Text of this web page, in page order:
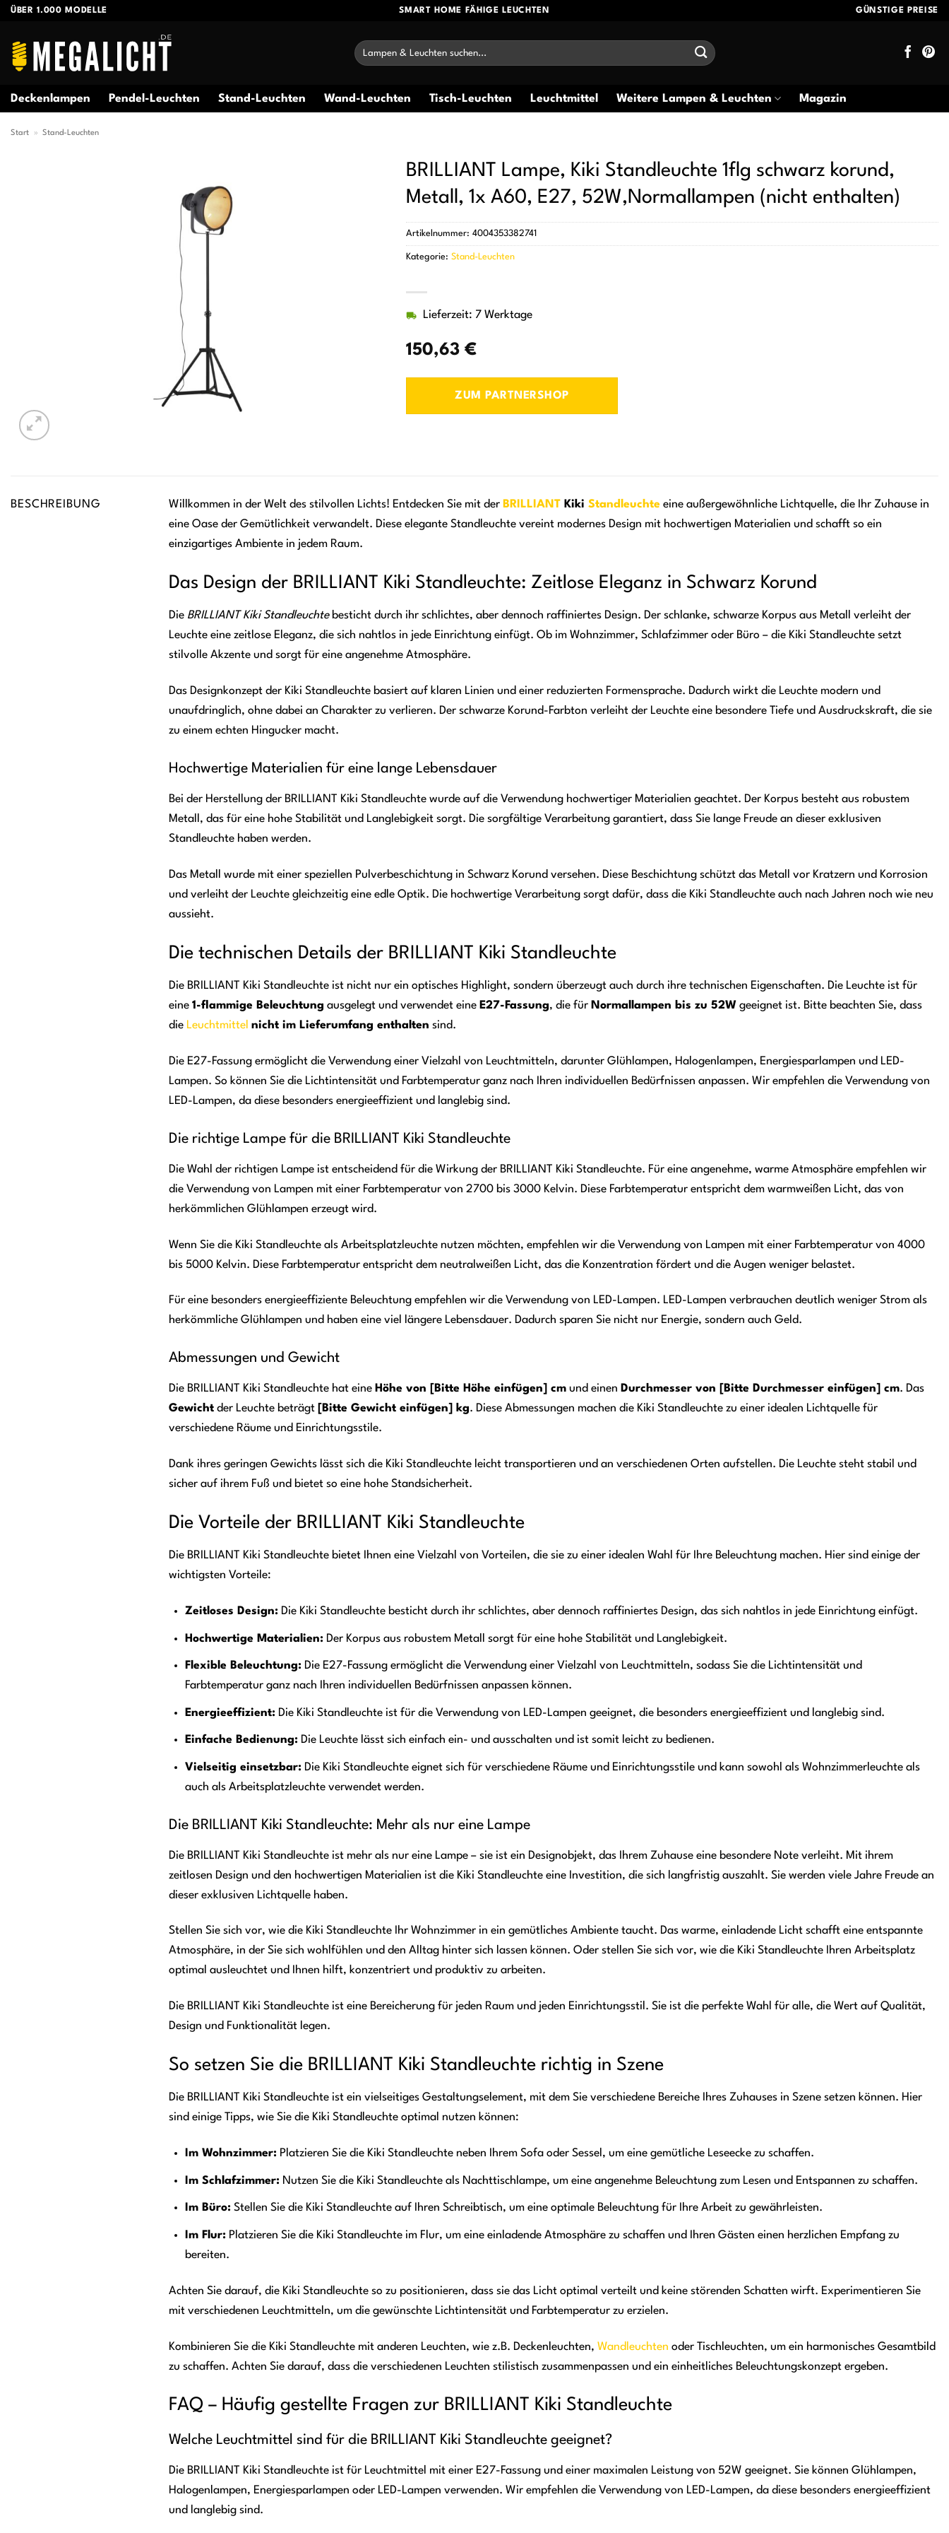
Zum
springen
ÜBER 1.000 MODELLE SMART HOME FÄHIGE LEUCHTEN GÜNSTIGE PREISE
Suchen
nach:
Deckenlampen Pendel-Leuchten Stand-Leuchten Wand-Leuchten Tisch-Leuchten Leuchtmittel Weitere Lampen & Leuchten Magazin
Start » Stand-Leuchten
BRILLIANT Lampe, Kiki Standleuchte 1flg schwarz korund,
Metall, 1x A60, E27, 52W,Normallampen (nicht enthalten)
150,63 €
Lieferzeit: 7 Werktage
ZUM PARTNERSHOP
Artikelnummer: 4004353382741
Kategorie: Stand-Leuchten
BESCHREIBUNG Willkommen in der Welt des stilvollen Lichts! Entdecken Sie mit der BRILLIANT Kiki Standleuchte eine außergewöhnliche Lichtquelle, die Ihr Zuhause in
eine Oase der Gemütlichkeit verwandelt. Diese elegante Standleuchte vereint modernes Design mit hochwertigen Materialien und schafft so ein
einzigartiges Ambiente in jedem Raum.
Das Design der BRILLIANT Kiki Standleuchte: Zeitlose Eleganz in Schwarz Korund
Die BRILLIANT Kiki Standleuchtebesticht durch ihr schlichtes, aber dennoch raffiniertes Design. Der schlanke, schwarze Korpus aus Metall verleiht der
Leuchte eine zeitlose Eleganz, die sich nahtlos in jede Einrichtung einfügt. Ob im Wohnzimmer, Schlafzimmer oder Büro – die Kiki Standleuchte setzt
stilvolle Akzente und sorgt für eine angenehme Atmosphäre.
Das Designkonzept der Kiki Standleuchte basiert auf klaren Linien und einer reduzierten Formensprache. Dadurch wirkt die Leuchte modern und
unaufdringlich, ohne dabei an Charakter zu verlieren. Der schwarze Korund-Farbton verleiht der Leuchte eine besondere Tiefe und Ausdruckskraft, die sie
zu einem echten Hingucker macht.
Hochwertige Materialien für eine lange Lebensdauer
Bei der Herstellung der BRILLIANT Kiki Standleuchte wurde auf die Verwendung hochwertiger Materialien geachtet. Der Korpus besteht aus robustem
Metall, das für eine hohe Stabilität und Langlebigkeit sorgt. Die sorgfältige Verarbeitung garantiert, dass Sie lange Freude an dieser exklusiven
Standleuchte haben werden.
Das Metall wurde mit einer speziellen Pulverbeschichtung in Schwarz Korund versehen. Diese Beschichtung schützt das Metall vor Kratzern und Korrosion
und verleiht der Leuchte gleichzeitig eine edle Optik. Die hochwertige Verarbeitung sorgt dafür, dass die Kiki Standleuchte auch nach Jahren noch wie neu
aussieht.
Die technischen Details der BRILLIANT Kiki Standleuchte
Die BRILLIANT Kiki Standleuchte ist nicht nur ein optisches Highlight, sondern überzeugt auch durch ihre technischen Eigenschaften. Die Leuchte ist für
eine 1-flammige Beleuchtung ausgelegt und verwendet eine E27-Fassung, die für Normallampen bis zu 52W geeignet ist. Bitte beachten Sie, dass
die Leuchtmittel nicht im Lieferumfang enthalten sind.
Die E27-Fassung ermöglicht die Verwendung einer Vielzahl von Leuchtmitteln, darunter Glühlampen, Halogenlampen, Energiesparlampen und LED-
Lampen. So können Sie die Lichtintensität und Farbtemperatur ganz nach Ihren individuellen Bedürfnissen anpassen. Wir empfehlen die Verwendung von
LED-Lampen, da diese besonders energieeffizient und langlebig sind.
Die richtige Lampe für die BRILLIANT Kiki Standleuchte
Die Wahl der richtigen Lampe ist entscheidend für die Wirkung der BRILLIANT Kiki Standleuchte. Für eine angenehme, warme Atmosphäre empfehlen wir
die Verwendung von Lampen mit einer Farbtemperatur von 2700 bis 3000 Kelvin. Diese Farbtemperatur entspricht dem warmweißen Licht, das von
herkömmlichen Glühlampen erzeugt wird.
Wenn Sie die Kiki Standleuchte als Arbeitsplatzleuchte nutzen möchten, empfehlen wir die Verwendung von Lampen mit einer Farbtemperatur von 4000
bis 5000 Kelvin. Diese Farbtemperatur entspricht dem neutralweißen Licht, das die Konzentration fördert und die Augen weniger belastet.
Für eine besonders energieeffiziente Beleuchtung empfehlen wir die Verwendung von LED-Lampen. LED-Lampen verbrauchen deutlich weniger Strom als
herkömmliche Glühlampen und haben eine viel längere Lebensdauer. Dadurch sparen Sie nicht nur Energie, sondern auch Geld.
Abmessungen und Gewicht
Die BRILLIANT Kiki Standleuchte hat eine Höhe von [Bitte Höhe einfügen] cm und einen Durchmesser von [Bitte Durchmesser einfügen] cm. Das
Gewicht der Leuchte beträgt [Bitte Gewicht einfügen] kg. Diese Abmessungen machen die Kiki Standleuchte zu einer idealen Lichtquelle für
verschiedene Räume und Einrichtungsstile.
Dank ihres geringen Gewichts lässt sich die Kiki Standleuchte leicht transportieren und an verschiedenen Orten aufstellen. Die Leuchte steht stabil und
sicher auf ihrem Fuß und bietet so eine hohe Standsicherheit.
Die Vorteile der BRILLIANT Kiki Standleuchte
Die BRILLIANT Kiki Standleuchte bietet Ihnen eine Vielzahl von Vorteilen, die sie zu einer idealen Wahl für Ihre Beleuchtung machen. Hier sind einige der
wichtigsten Vorteile:
Zeitloses Design: Die Kiki Standleuchte besticht durch ihr schlichtes, aber dennoch raffiniertes Design, das sich nahtlos in jede Einrichtung einfügt.
Hochwertige Materialien: Der Korpus aus robustem Metall sorgt für eine hohe Stabilität und Langlebigkeit.
Flexible Beleuchtung: Die E27-Fassung ermöglicht die Verwendung einer Vielzahl von Leuchtmitteln, sodass Sie die Lichtintensität und
Farbtemperatur ganz nach Ihren individuellen Bedürfnissen anpassen können.
Energieeffizient: Die Kiki Standleuchte ist für die Verwendung von LED-Lampen geeignet, die besonders energieeffizient und langlebig sind.
Einfache Bedienung: Die Leuchte lässt sich einfach ein- und ausschalten und ist somit leicht zu bedienen.
Vielseitig einsetzbar: Die Kiki Standleuchte eignet sich für verschiedene Räume und Einrichtungsstile und kann sowohl als Wohnzimmerleuchte als
auch als Arbeitsplatzleuchte verwendet werden.
Die BRILLIANT Kiki Standleuchte: Mehr als nur eine Lampe
Die BRILLIANT Kiki Standleuchte ist mehr als nur eine Lampe – sie ist ein Designobjekt, das Ihrem Zuhause eine besondere Note verleiht. Mit ihrem
zeitlosen Design und den hochwertigen Materialien ist die Kiki Standleuchte eine Investition, die sich langfristig auszahlt. Sie werden viele Jahre Freude an
dieser exklusiven Lichtquelle haben.
Stellen Sie sich vor, wie die Kiki Standleuchte Ihr Wohnzimmer in ein gemütliches Ambiente taucht. Das warme, einladende Licht schafft eine entspannte
Atmosphäre, in der Sie sich wohlfühlen und den Alltag hinter sich lassen können. Oder stellen Sie sich vor, wie die Kiki Standleuchte Ihren Arbeitsplatz
optimal ausleuchtet und Ihnen hilft, konzentriert und produktiv zu arbeiten.
Die BRILLIANT Kiki Standleuchte ist eine Bereicherung für jeden Raum und jeden Einrichtungsstil. Sie ist die perfekte Wahl für alle, die Wert auf Qualität,
Design und Funktionalität legen.
So setzen Sie die BRILLIANT Kiki Standleuchte richtig in Szene
Die BRILLIANT Kiki Standleuchte ist ein vielseitiges Gestaltungselement, mit dem Sie verschiedene Bereiche Ihres Zuhauses in Szene setzen können. Hier
sind einige Tipps, wie Sie die Kiki Standleuchte optimal nutzen können:
Im Wohnzimmer: Platzieren Sie die Kiki Standleuchte neben Ihrem Sofa oder Sessel, um eine gemütliche Leseecke zu schaffen.
Im Schlafzimmer: Nutzen Sie die Kiki Standleuchte als Nachttischlampe, um eine angenehme Beleuchtung zum Lesen und Entspannen zu schaffen.
Im Büro: Stellen Sie die Kiki Standleuchte auf Ihren Schreibtisch, um eine optimale Beleuchtung für Ihre Arbeit zu gewährleisten.
Im Flur: Platzieren Sie die Kiki Standleuchte im Flur, um eine einladende Atmosphäre zu schaffen und Ihren Gästen einen herzlichen Empfang zu
bereiten.
Achten Sie darauf, die Kiki Standleuchte so zu positionieren, dass sie das Licht optimal verteilt und keine störenden Schatten wirft. Experimentieren Sie
mit verschiedenen Leuchtmitteln, um die gewünschte Lichtintensität und Farbtemperatur zu erzielen.
Kombinieren Sie die Kiki Standleuchte mit anderen Leuchten, wie z.B. Deckenleuchten, Wandleuchten oder Tischleuchten, um ein harmonisches Gesamtbild
zu schaffen. Achten Sie darauf, dass die verschiedenen Leuchten stilistisch zusammenpassen und ein einheitliches Beleuchtungskonzept ergeben.
FAQ – Häufig gestellte Fragen zur BRILLIANT Kiki Standleuchte
Welche Leuchtmittel sind für die BRILLIANT Kiki Standleuchte geeignet?
Die BRILLIANT Kiki Standleuchte ist für Leuchtmittel mit einer E27-Fassung und einer maximalen Leistung von 52W geeignet. Sie können Glühlampen,
Halogenlampen, Energiesparlampen oder LED-Lampen verwenden. Wir empfehlen die Verwendung von LED-Lampen, da diese besonders energieeffizient
und langlebig sind.